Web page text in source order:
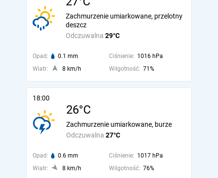
Odczuwalna 29°C
Zachmurzenie umiarkowane, przelotny
deszcz
Opad: 0.1 mm Ciśnienie: 1016 hPa
Wiatr:
8 km/h Wilgotność: 71%
18:00
26°C
Odczuwalna 27°C
Zachmurzenie umiarkowane, burze
Opad: 0.6 mm Ciśnienie: 1017 hPa
Wiatr:
8 km/h Wilgotność: 76%